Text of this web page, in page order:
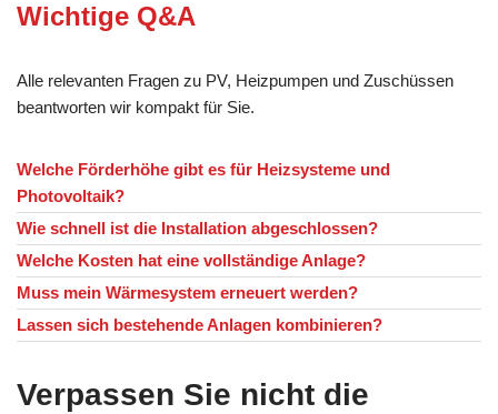
Wichtige Q&A
Alle relevanten Fragen zu PV, Heizpumpen und Zuschüssen
beantworten wir kompakt für Sie.
Welche Förderhöhe gibt es für Heizsysteme und
Photovoltaik?
Wie schnell ist die Installation abgeschlossen?
Welche Kosten hat eine vollständige Anlage?
Muss mein Wärmesystem erneuert werden?
Lassen sich bestehende Anlagen kombinieren?
Verpassen Sie nicht die